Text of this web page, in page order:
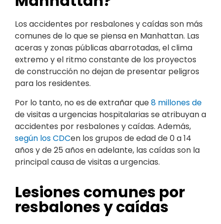
Los accidentes por resbalones y caídas son más
comunes de lo que se piensa en Manhattan. Las
aceras y zonas públicas abarrotadas, el clima
extremo y el ritmo constante de los proyectos
de construcción no dejan de presentar peligros
para los residentes.
Por lo tanto, no es de extrañar que8 millones de
de visitas a urgencias hospitalarias se atribuyan a
accidentes por resbalones y caídas. Además,
según los CDCen los grupos de edad de 0 a 14
años y de 25 años en adelante, las caídas son la
principal causa de visitas a urgencias.
Lesiones comunes por
resbalones y caídas